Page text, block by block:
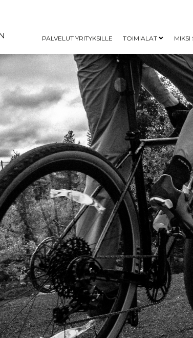
PALVELUT YRITYKSILLE TOIMIALAT
Open
MIKSI